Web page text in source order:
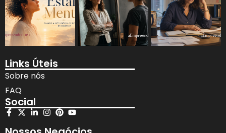
Links Úteis
Sobre nós
FAQ
Social